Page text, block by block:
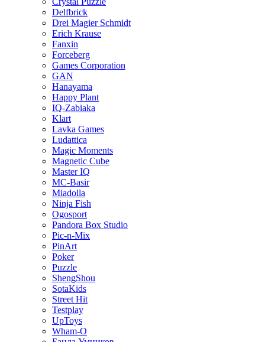
Delfbrick
Drei Magier Schmidt
Erich Krause
Fanxin
Forceberg
Games Corporation
GAN
Hanayama
Happy Plant
IQ-Zabiaka
Klart
Lavka Games
Ludattica
Magic Moments
Magnetic Cube
Master IQ
MC-Basir
Miadolla
Ninja Fish
Ogosport
Pandora Box Studio
Pic-n-Mix
PinArt
Poker
Puzzle
ShengShou
SotaKids
Street Hit
Testplay
UpToys
Wham-O